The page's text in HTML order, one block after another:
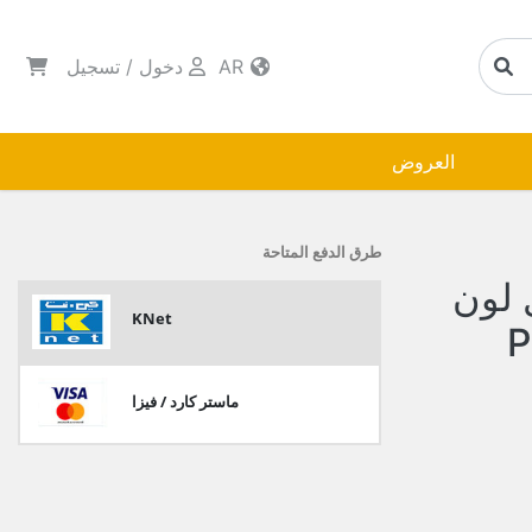
دخول / تسجيل
العروض
1050 ملل لون
طرق الدفع المتاحة
KNet
ماستر كارد / فيزا